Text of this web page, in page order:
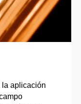
la aplicación